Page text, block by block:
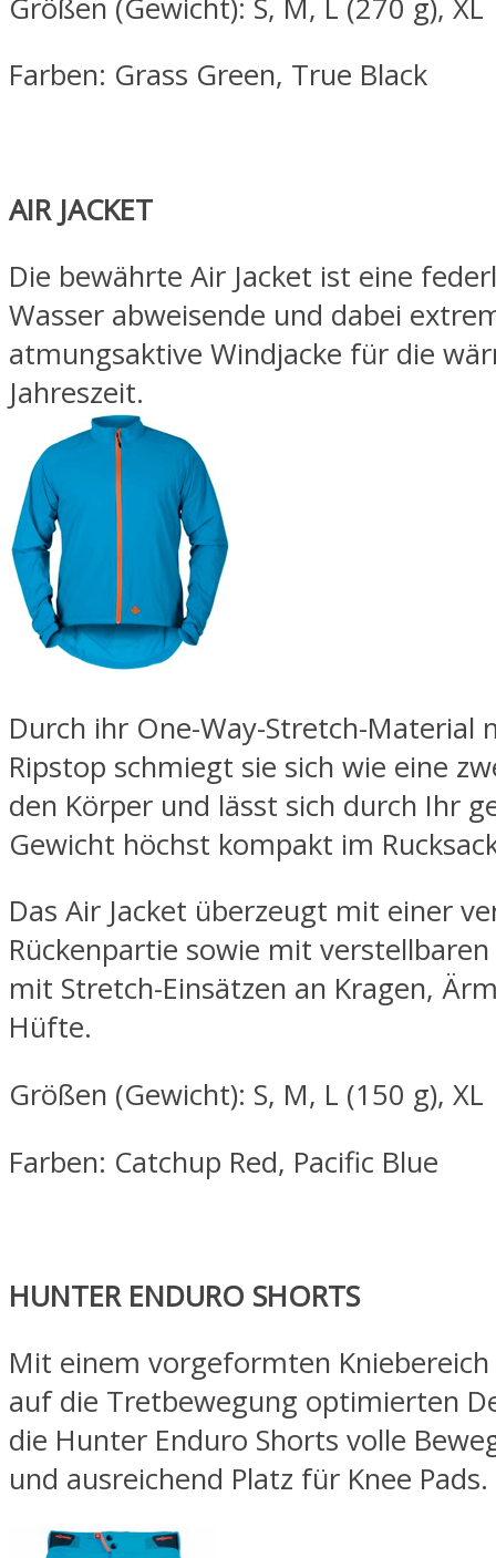
Größen (Gewicht): S, M, L (270 g), XL
Farben: Grass Green, True Black
AIR JACKET
Die bewährte Air Jacket ist eine
Wasser abweisende und dabei
atmungsaktive Windjacke für die
Jahreszeit.
Durch ihr One-Way-Stretch-Material
Ripstop schmiegt sie sich wie eine
den Körper und lässt sich durch Ihr
Gewicht höchst kompakt im
Das Air Jacket überzeugt mit einer
Rückenpartie sowie mit
mit Stretch-Einsätzen an Kragen,
Hüfte.
Größen (Gewicht): S, M, L (150 g), XL
Farben: Catchup Red, Pacific Blue
HUNTER ENDURO SHORTS
Mit einem vorgeformten
auf die Tretbewegung optimierten
die Hunter Enduro Shorts volle
und ausreichend Platz für Knee Pads.